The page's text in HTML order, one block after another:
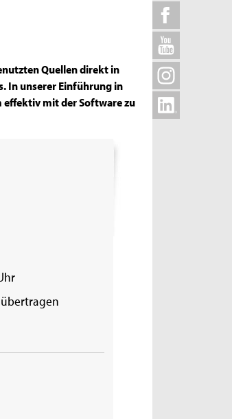
Quellen direkt in
In unserer Einführung in
effektiv mit der Software zu